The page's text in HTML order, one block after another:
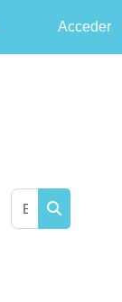
Acceder
Buscar